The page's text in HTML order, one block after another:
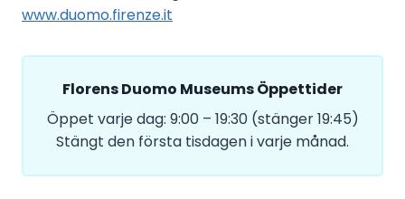
www.duomo.firenze.it
Florens Duomo Museums Öppettider
Öppet varje dag: 9:00 – 19:30 (stänger 19:45)
Stängt den första tisdagen i varje månad.